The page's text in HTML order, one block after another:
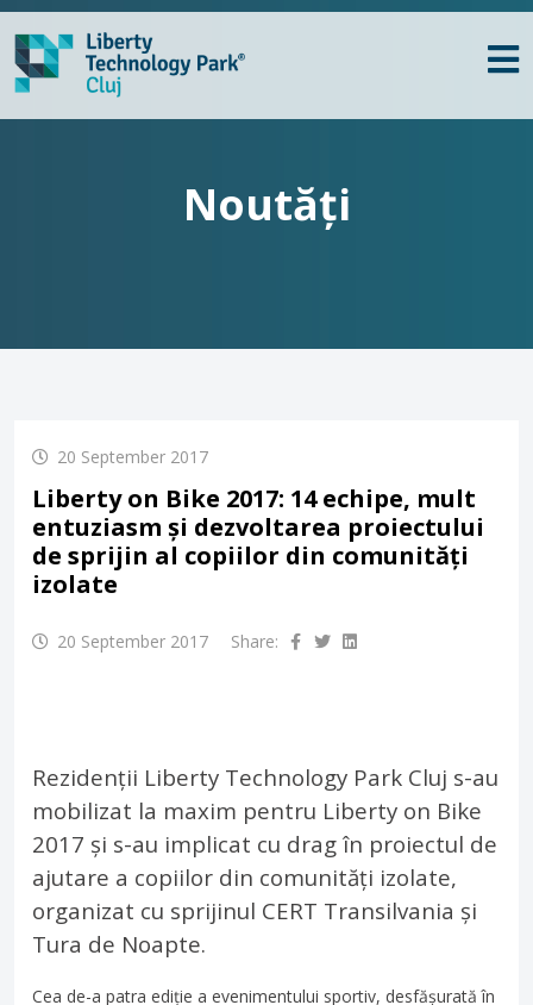
Noutăți
20 September 2017
Liberty on Bike 2017: 14 echipe, mult
entuziasm și dezvoltarea proiectului
de sprijin al copiilor din comunități
izolate
20 September 2017 Share:
Rezidenții Liberty Technology Park Cluj s-au
mobilizat la maxim pentru Liberty on Bike
2017 și s-au implicat cu drag în proiectul de
ajutare a copiilor din comunități izolate,
organizat cu sprijinul CERT Transilvania și
Tura de Noapte.
Cea de-a patra ediție a evenimentului sportiv, desfășurată în